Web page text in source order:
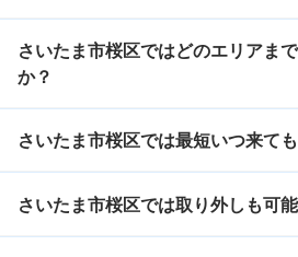
さいたま市桜区ではどのエリアま
か？
さいたま市桜区では最短いつ来て
さいたま市桜区では取り外しも可